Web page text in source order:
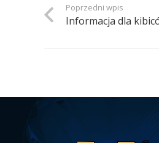
Poprzedni wpis
Informacja dla